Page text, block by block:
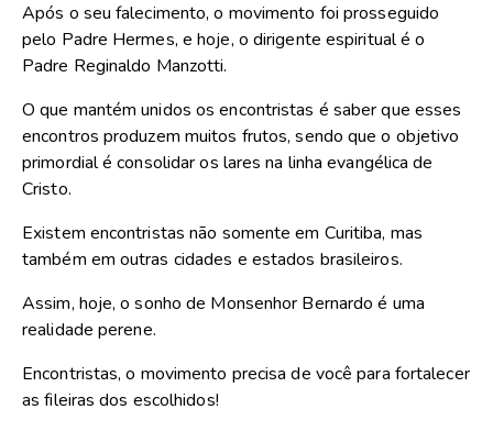
Após o seu falecimento, o movimento foi prosseguido
pelo Padre Hermes, e hoje, o dirigente espiritual é o
Padre Reginaldo Manzotti.
O que mantém unidos os encontristas é saber que esses
encontros produzem muitos frutos, sendo que o objetivo
primordial é consolidar os lares na linha evangélica de
Cristo.
Existem encontristas não somente em Curitiba, mas
também em outras cidades e estados brasileiros.
Assim, hoje, o sonho de Monsenhor Bernardo é uma
realidade perene.
Encontristas, o movimento precisa de você para fortalecer
as fileiras dos escolhidos!